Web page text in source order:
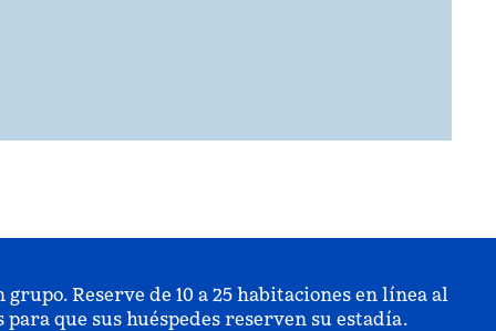
Reserve de 10 a 25 habitaciones en línea al
que sus huéspedes reserven su estadía.